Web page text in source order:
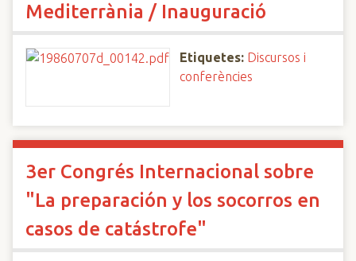
Mediterrània / Inauguració
Etiquetes: Discursos i
conferències
3er Congrés Internacional sobre
"La preparación y los socorros en
casos de catástrofe"